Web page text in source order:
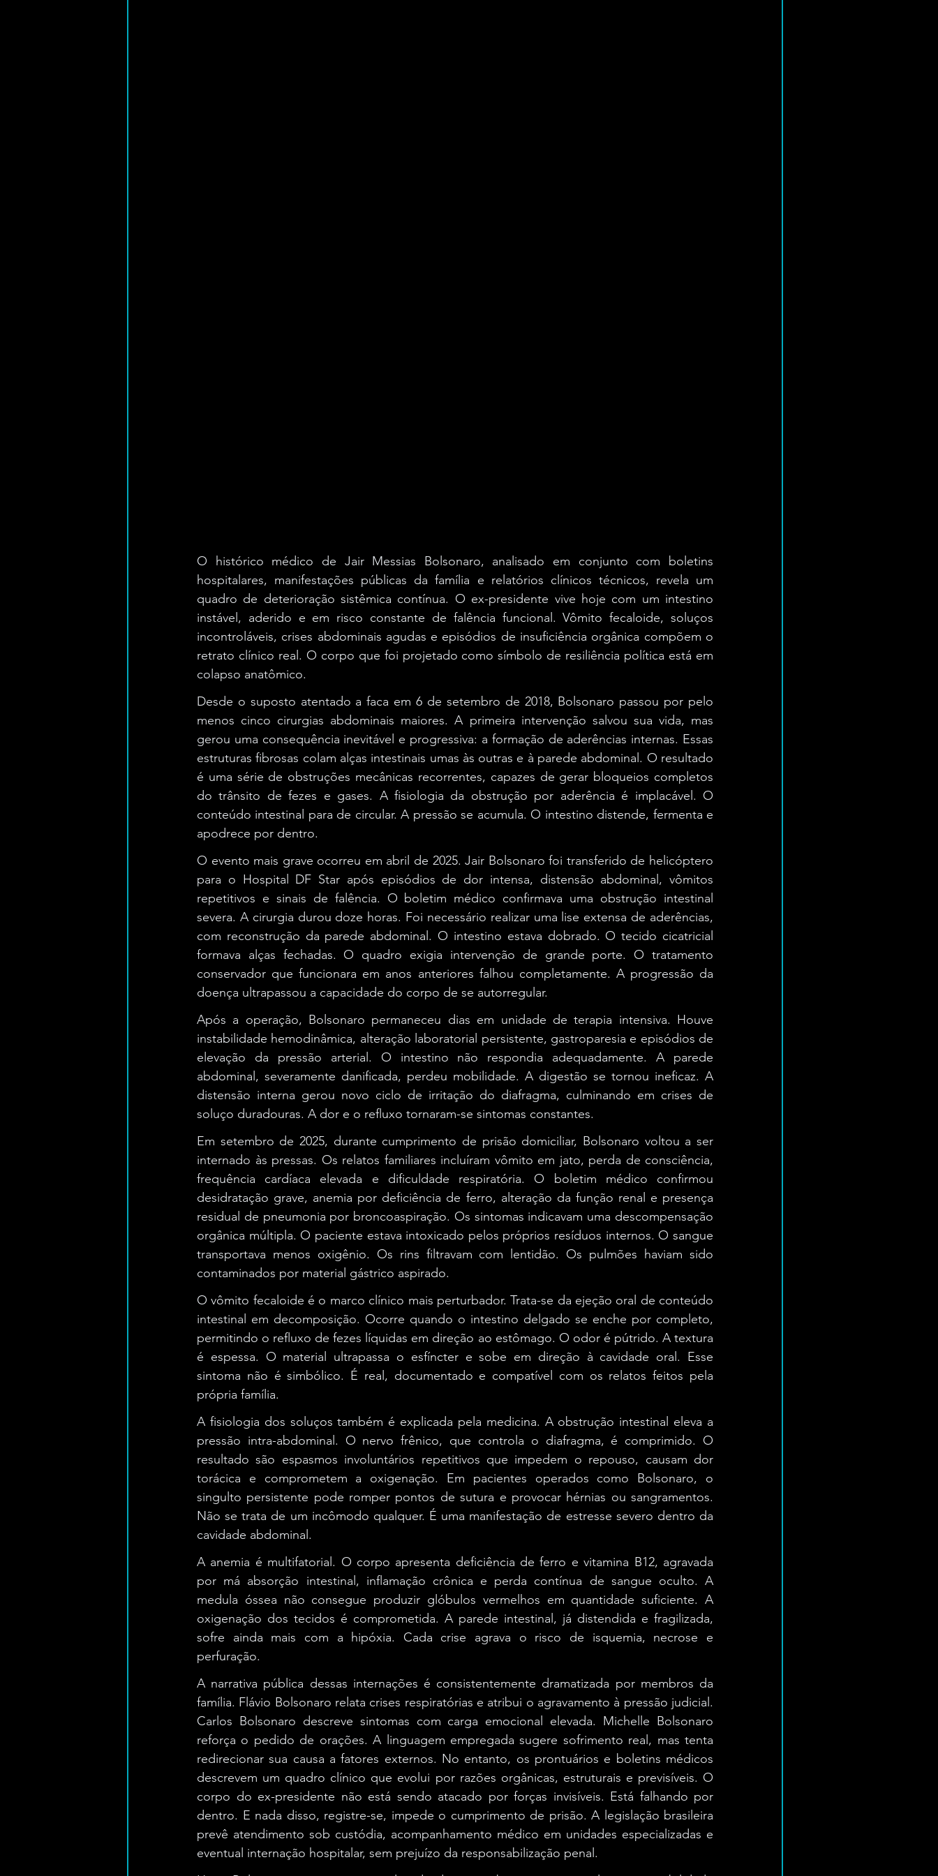
O histórico médico de Jair Messias Bolsonaro, analisado em conjunto com boletins
hospitalares, manifestações públicas da família e relatórios clínicos técnicos, revela um
quadro de deterioração sistêmica contínua. O ex-presidente vive hoje com um intestino
instável, aderido e em risco constante de falência funcional. Vômito fecaloide, soluços
incontroláveis, crises abdominais agudas e episódios de insuficiência orgânica compõem o
retrato clínico real. O corpo que foi projetado como símbolo de resiliência política está em
colapso anatômico.
Desde o suposto atentado a faca em 6 de setembro de 2018, Bolsonaro passou por pelo
menos cinco cirurgias abdominais maiores. A primeira intervenção salvou sua vida, mas
gerou uma consequência inevitável e progressiva: a formação de aderências internas. Essas
estruturas fibrosas colam alças intestinais umas às outras e à parede abdominal. O resultado
é uma série de obstruções mecânicas recorrentes, capazes de gerar bloqueios completos
do trânsito de fezes e gases. A fisiologia da obstrução por aderência é implacável. O
conteúdo intestinal para de circular. A pressão se acumula. O intestino distende, fermenta e
apodrece por dentro.
O evento mais grave ocorreu em abril de 2025. Jair Bolsonaro foi transferido de helicóptero
para o Hospital DF Star após episódios de dor intensa, distensão abdominal, vômitos
repetitivos e sinais de falência. O boletim médico confirmava uma obstrução intestinal
severa. A cirurgia durou doze horas. Foi necessário realizar uma lise extensa de aderências,
com reconstrução da parede abdominal. O intestino estava dobrado. O tecido cicatricial
formava alças fechadas. O quadro exigia intervenção de grande porte. O tratamento
conservador que funcionara em anos anteriores falhou completamente. A progressão da
doença ultrapassou a capacidade do corpo de se autorregular.
Após a operação, Bolsonaro permaneceu dias em unidade de terapia intensiva. Houve
instabilidade hemodinâmica, alteração laboratorial persistente, gastroparesia e episódios de
elevação da pressão arterial. O intestino não respondia adequadamente. A parede
abdominal, severamente danificada, perdeu mobilidade. A digestão se tornou ineficaz. A
distensão interna gerou novo ciclo de irritação do diafragma, culminando em crises de
soluço duradouras. A dor e o refluxo tornaram-se sintomas constantes.
Em setembro de 2025, durante cumprimento de prisão domiciliar, Bolsonaro voltou a ser
internado às pressas. Os relatos familiares incluíram vômito em jato, perda de consciência,
frequência cardíaca elevada e dificuldade respiratória. O boletim médico confirmou
desidratação grave, anemia por deficiência de ferro, alteração da função renal e presença
residual de pneumonia por broncoaspiração. Os sintomas indicavam uma descompensação
orgânica múltipla. O paciente estava intoxicado pelos próprios resíduos internos. O sangue
transportava menos oxigênio. Os rins filtravam com lentidão. Os pulmões haviam sido
contaminados por material gástrico aspirado.
O vômito fecaloide é o marco clínico mais perturbador. Trata-se da ejeção oral de conteúdo
intestinal em decomposição. Ocorre quando o intestino delgado se enche por completo,
permitindo o refluxo de fezes líquidas em direção ao estômago. O odor é pútrido. A textura
é espessa. O material ultrapassa o esfíncter e sobe em direção à cavidade oral. Esse
sintoma não é simbólico. É real, documentado e compatível com os relatos feitos pela
própria família.
A fisiologia dos soluços também é explicada pela medicina. A obstrução intestinal eleva a
pressão intra-abdominal. O nervo frênico, que controla o diafragma, é comprimido. O
resultado são espasmos involuntários repetitivos que impedem o repouso, causam dor
torácica e comprometem a oxigenação. Em pacientes operados como Bolsonaro, o
singulto persistente pode romper pontos de sutura e provocar hérnias ou sangramentos.
Não se trata de um incômodo qualquer. É uma manifestação de estresse severo dentro da
cavidade abdominal.
A anemia é multifatorial. O corpo apresenta deficiência de ferro e vitamina B12, agravada
por má absorção intestinal, inflamação crônica e perda contínua de sangue oculto. A
medula óssea não consegue produzir glóbulos vermelhos em quantidade suficiente. A
oxigenação dos tecidos é comprometida. A parede intestinal, já distendida e fragilizada,
sofre ainda mais com a hipóxia. Cada crise agrava o risco de isquemia, necrose e
perfuração.
A narrativa pública dessas internações é consistentemente dramatizada por membros da
família. Flávio Bolsonaro relata crises respiratórias e atribui o agravamento à pressão judicial.
Carlos Bolsonaro descreve sintomas com carga emocional elevada. Michelle Bolsonaro
reforça o pedido de orações. A linguagem empregada sugere sofrimento real, mas tenta
redirecionar sua causa a fatores externos. No entanto, os prontuários e boletins médicos
descrevem um quadro clínico que evolui por razões orgânicas, estruturais e previsíveis. O
corpo do ex-presidente não está sendo atacado por forças invisíveis. Está falhando por
dentro. E nada disso, registre-se, impede o cumprimento de prisão. A legislação brasileira
prevê atendimento sob custódia, acompanhamento médico em unidades especializadas e
eventual internação hospitalar, sem prejuízo da responsabilização penal.